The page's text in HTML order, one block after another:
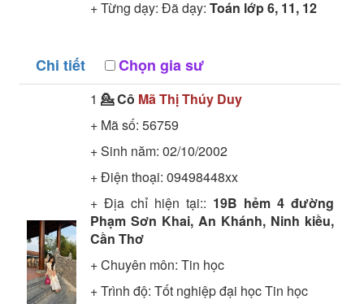
+ Từng dạy: Đã dạy: Toán lớp 6, 11, 12
Chi tiết Chọn gia sư
1 💁 Cô Mã Thị Thúy Duy
+ Mã số: 56759
+ Sinh năm: 02/10/2002
+ Điện thoại: 09498448xx
+ Địa chỉ hiện tại:: 19B hẻm 4 đường
Phạm Sơn Khai, An Khánh, Ninh kiều,
Cần Thơ
+ Chuyên môn: Tin học
+ Trình độ: Tốt nghiệp đại họcTin học